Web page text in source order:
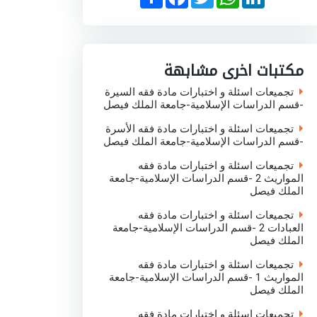
a c
k
i a
p
n
n
مكتبات اخرى مشابهة
تجميعات اسئلة و اختبارات مادة فقه السيرة
-قسم الدراسات الإسلامية-جامعة الملك فيصل
تجميعات اسئلة و اختبارات مادة فقه الأسرة
-قسم الدراسات الإسلامية-جامعة الملك فيصل
تجميعات اسئلة و اختبارات مادة فقه
المواريث 2 -قسم الدراسات الإسلامية-جامعة
الملك فيصل
تجميعات اسئلة و اختبارات مادة فقه
العبادات 2 -قسم الدراسات الإسلامية-جامعة
الملك فيصل
تجميعات اسئلة و اختبارات مادة فقه
المواريث 1 -قسم الدراسات الإسلامية-جامعة
الملك فيصل